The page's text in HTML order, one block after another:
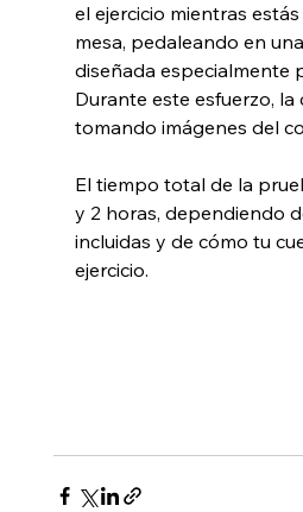
el ejercicio mientras
mesa, pedaleando en
diseñada especialmente
Durante este esfuerzo, la
tomando imágenes del
El tiempo total de la
y 2 horas, dependiendo
incluidas y de cómo tu
ejercicio.